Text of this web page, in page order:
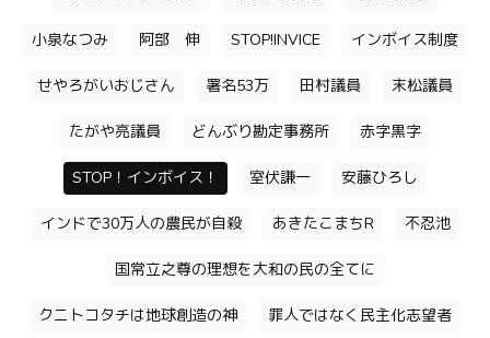
小泉なつみ 阿部 伸 STOP!INVICE インボイス制度
せやろがいおじさん 署名53万 田村議員 末松議員
たがや亮議員 どんぶり勘定事務所 赤字黒字
STOP！インボイス！ 室伏謙一 安藤ひろし
インドで30万人の農民が自殺 あきたこまちR 不忍池
国常立之尊の理想を大和の民の全てに
クニトコタチは地球創造の神 罪人ではなく民主化志望者